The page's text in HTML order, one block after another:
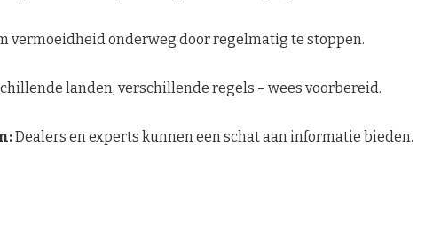
vermoeidheid onderweg door regelmatig te stoppen.
landen, verschillende regels – wees voorbereid.
Dealers en experts kunnen een schat aan informatie bieden.